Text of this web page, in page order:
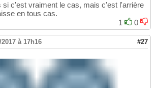
si c'est vraiment le cas, mais c'est l'arrière
en tous cas.
1
0
2017 à 17h16 #27